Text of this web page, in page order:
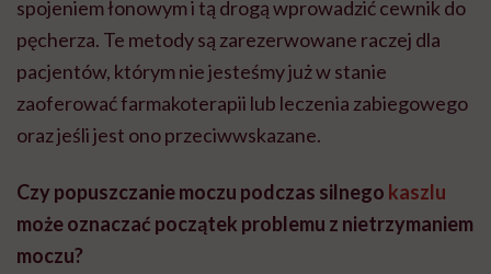
spojeniem łonowym i tą drogą wprowadzić cewnik do
pęcherza. Te metody są zarezerwowane raczej dla
pacjentów, którym nie jesteśmy już w stanie
zaoferować farmakoterapii lub leczenia zabiegowego
oraz jeśli jest ono przeciwwskazane.
Czy popuszczanie moczu podczas silnego kaszlu
może oznaczać początek problemu z nietrzymaniem
moczu?